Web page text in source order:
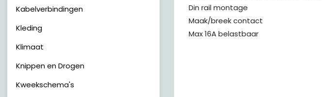
Din rail montage
Maak/breek contact
Max 16A belastbaar
Kabelverbindingen
Kleding
Klimaat
Knippen en Drogen
Kweekschema's